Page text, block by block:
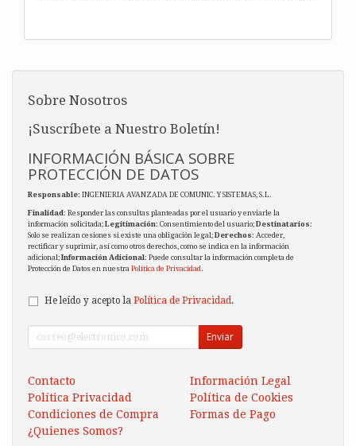
Sobre Nosotros
¡Suscríbete a Nuestro Boletín!
INFORMACIÓN BÁSICA SOBRE
PROTECCIÓN DE DATOS
Responsable: INGENIERIA AVANZADA DE COMUNIC. Y SISTEMAS, S.L.
Finalidad: Responder las consultas planteadas por el usuario y enviarle la
información solicitada;Legitimación: Consentimiento del usuario;Destinatarios:
Solo se realizan cesiones si existe una obligación legal;Derechos: Acceder,
rectificar y suprimir, así como otros derechos, como se indica en la información
adicional;Información Adicional: Puede consultar la información completa de
Protección de Datos en nuestra Política de Privacidad.
He leído y acepto la Política de Privacidad .
Enviar
Contacto
Información Legal
Política Privacidad
Política de Cookies
Condiciones de Compra
Formas de Pago
¿Quienes Somos?